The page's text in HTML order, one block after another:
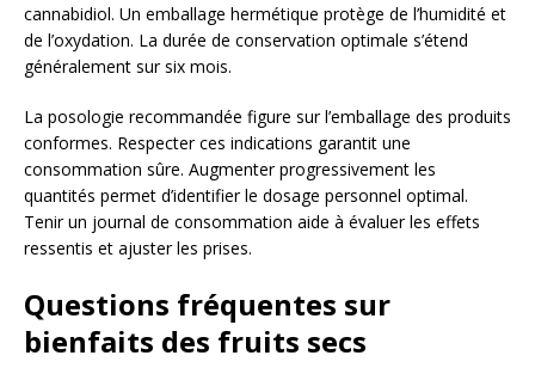
cannabidiol. Un emballage hermétique protège de l’humidité et
de l’oxydation. La durée de conservation optimale s’étend
généralement sur six mois.
La posologie recommandée figure sur l’emballage des produits
conformes. Respecter ces indications garantit une
consommation sûre. Augmenter progressivement les
quantités permet d’identifier le dosage personnel optimal.
Tenir un journal de consommation aide à évaluer les effets
ressentis et ajuster les prises.
Questions fréquentes sur
bienfaits des fruits secs